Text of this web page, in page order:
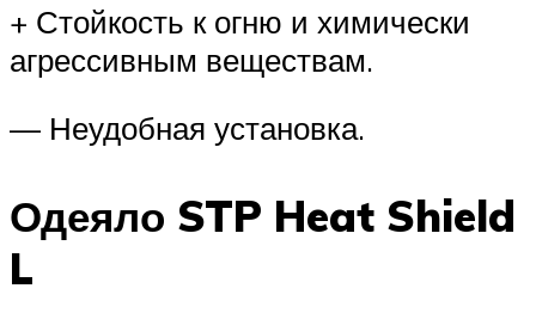
+ Стойкость к огню и химически
агрессивным веществам.
— Неудобная установка.
Одеяло STP Heat Shield
L